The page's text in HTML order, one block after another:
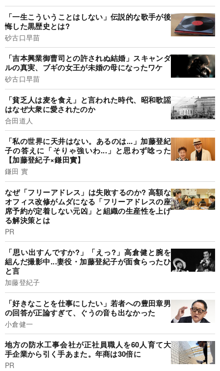
「一生こういうことはしない」伝説的な歌手が後
悔した黒歴史とは?
砂古口早苗
「吉本興業御曹司との許されぬ結婚」スキャンダ
ルの真実、ブギの女王が未婚の母になったワケ
砂古口早苗
「貧乏人は麦を食え」と言われた時代、昭和歌謡
はなぜ大衆に愛されたのか
合田道人
「私の世界に天井はない。あるのは...」加藤登紀
子の答えに「そりゃ強いわ...」と思わず唸った
【加藤登紀子×鎌田實】
鎌田 實
なぜ「フリーアドレス」は失敗するのか? 高額な
オフィス改修がムダになる「フリーアドレスの座
席予約が定着しない元凶」と組織の生産性を上げ
る解決策とは
PR
「思い出すんですか?」「えっ?」高倉健と腕を
組んだ撮影中...妻役・加藤登紀子が面食らったひ
と言
加藤登紀子
「好きなことを仕事にしたい」若者への豊田章男
の回答が正論すぎて、ぐうの音も出なかった
小倉健一
地方の防水工事会社が正社員職人を60人育て大
手企業から引く手あまた。年商は30倍に
PR